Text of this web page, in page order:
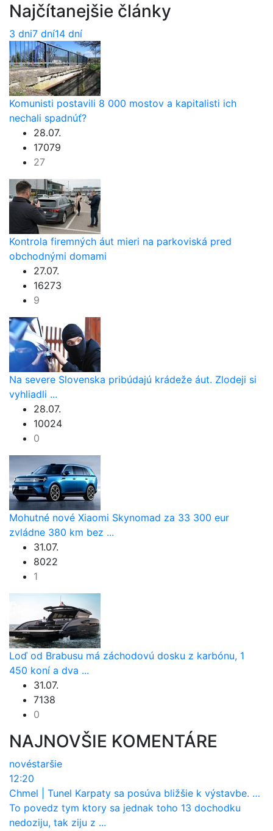
Najčítanejšie články
3 dni7 dní14 dní
Komunisti postavili 8 000 mostov a kapitalisti ich
nechali spadnúť?
28.07.
17079
27
Kontrola firemných áut mieri na parkoviská pred
obchodnými domami
27.07.
16273
9
Na severe Slovenska pribúdajú krádeže áut. Zlodeji si
vyhliadli ...
28.07.
10024
0
Mohutné nové Xiaomi Skynomad za 33 300 eur
zvládne 380 km bez ...
31.07.
8022
1
Loď od Brabusu má záchodovú dosku z karbónu, 1
450 koní a dva ...
31.07.
7138
0
NAJNOVŠIE KOMENTÁRE
novéstaršie
12:20
Chmel
Tunel Karpaty sa posúva bližšie k výstavbe. NDS urobila dôležitý krok
To povedz tym ktory sa jednak toho 13 dochodku
nedoziju, tak ziju z ...